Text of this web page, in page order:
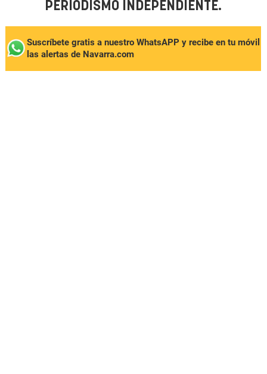
PERIODISMO INDEPENDIENTE.
Suscríbete gratis a nuestro WhatsAPP y recibe en tu móvil
las alertas de Navarra.com